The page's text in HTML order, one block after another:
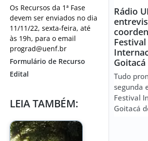
Os Recursos da 1ª Fase
devem ser enviados no dia
11/11/22, sexta-feira, até
às 19h, para o email
prograd@uenf.br
Formulário de Recurso
Edital
LEIA TAMBÉM:
Rádio
Festival
Tudo
segunda
Festival
Goitacá